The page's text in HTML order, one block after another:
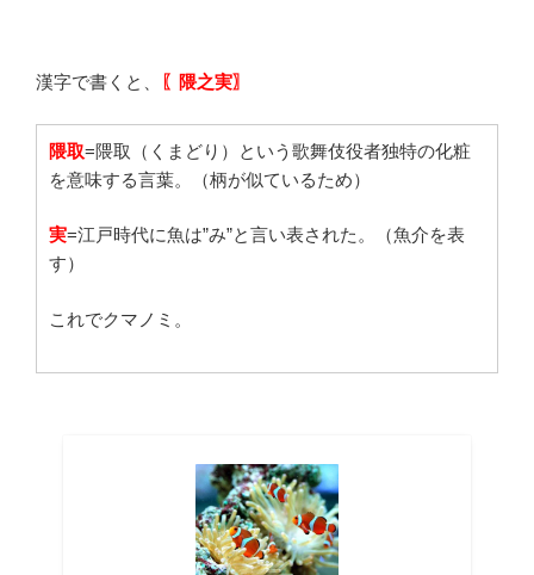
漢字で書くと、 〖隈之実〗
隈取=隈取（くまどり）という歌舞伎役者独特の化粧
を意味する言葉。（柄が似ているため）
実=江戸時代に魚は”み”と言い表された。（魚介を表
す）
これでクマノミ。